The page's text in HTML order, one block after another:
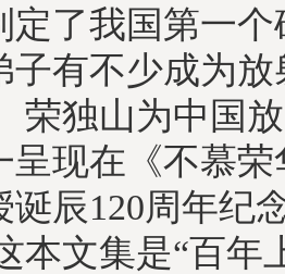
定了我国第一
子有不少成为
独山为中国放
呈现在《不慕
诞辰120周年纪
文集是“百年